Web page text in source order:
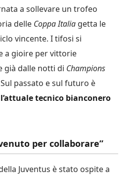
a sollevare un trofeo
delle Coppa Italia getta le
vincente. I tifosi si
a gioire per vittorie
già dalle notti di Champions
passato e sul futuro è
l’attuale tecnico bianconero
per collaborare”
Juventus è stato ospite a